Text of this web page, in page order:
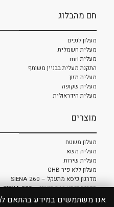
חם מהבלוג
מעלון לנכים
מעלית חשמלית
מעלית mrl
התקנת מעלית בבניין משותף
מעלית מזון
מעלית שקופה
מעלית הידראולית
מוצרים
מעלון משטח
מעלית משא
מעלית שירות
מעלון ללא פיר GHB
מדרגון כיסא מתעקל – SIENA 260
מדרגון כיסא ישר חיצוני – SIENA 320
מדרגון כיסא ישר פנימי – 600 SIENA
אנו משתמשים במידע בהתאם